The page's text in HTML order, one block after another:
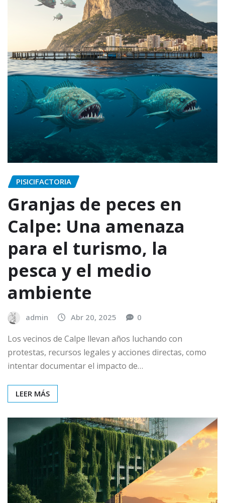
PISICIFACTORIA
Granjas de peces en
Calpe: Una amenaza
para el turismo, la
pesca y el medio
ambiente
admin Abr 20, 2025 0
Los vecinos de Calpe llevan años luchando con
protestas, recursos legales y acciones directas, como
intentar documentar el impacto de…
LEER MÁS